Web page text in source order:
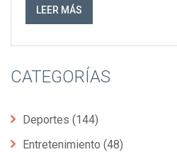
LEER MÁS
CATEGORÍAS
Deportes (144)
Entretenimiento (48)